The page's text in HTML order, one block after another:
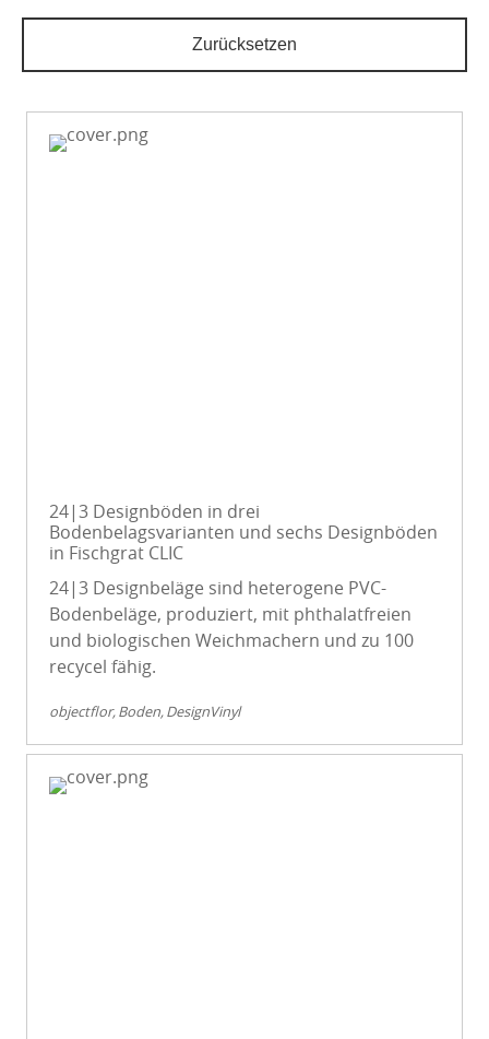
Zurücksetzen
24|3 Designböden in drei
Bodenbelagsvarianten und sechs Designböden
in Fischgrat CLIC
24|3 Designbeläge sind heterogene PVC-
Bodenbeläge, produziert, mit phthalatfreien
und biologischen Weichmachern und zu 100
recycel fähig.
objectflor Boden DesignVinyl